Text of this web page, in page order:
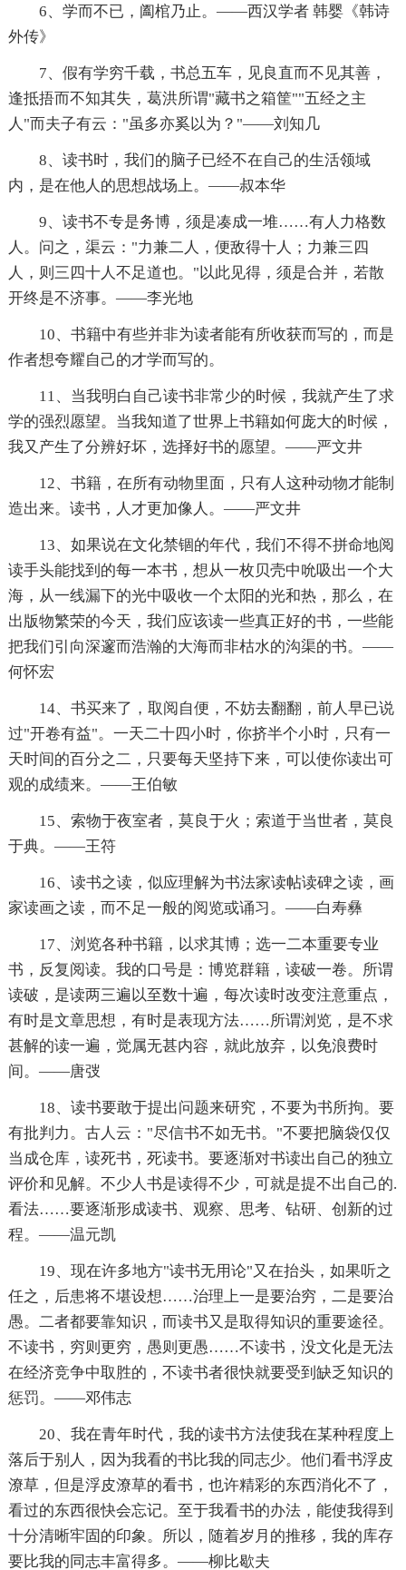
6、学而不已，阖棺乃止。——西汉学者 韩婴《韩诗
外传》
7、假有学穷千载，书总五车，见良直而不见其善，
逢抵捂而不知其失，葛洪所谓"藏书之箱筐""五经之主
人"而夫子有云："虽多亦奚以为？"——刘知几
8、读书时，我们的脑子已经不在自己的生活领域
内，是在他人的思想战场上。——叔本华
9、读书不专是务博，须是凑成一堆……有人力格数
人。问之，渠云："力兼二人，便敌得十人；力兼三四
人，则三四十人不足道也。"以此见得，须是合并，若散
开终是不济事。——李光地
10、书籍中有些并非为读者能有所收获而写的，而是
作者想夸耀自己的才学而写的。
11、当我明白自己读书非常少的时候，我就产生了求
学的强烈愿望。当我知道了世界上书籍如何庞大的时候，
我又产生了分辨好坏，选择好书的愿望。——严文井
12、书籍，在所有动物里面，只有人这种动物才能制
造出来。读书，人才更加像人。——严文井
13、如果说在文化禁锢的年代，我们不得不拼命地阅
读手头能找到的每一本书，想从一枚贝壳中吮吸出一个大
海，从一线漏下的光中吸收一个太阳的光和热，那么，在
出版物繁荣的今天，我们应该读一些真正好的书，一些能
把我们引向深邃而浩瀚的大海而非枯水的沟渠的书。——
何怀宏
14、书买来了，取阅自便，不妨去翻翻，前人早已说
过"开卷有益"。一天二十四小时，你挤半个小时，只有一
天时间的百分之二，只要每天坚持下来，可以使你读出可
观的成绩来。——王伯敏
15、索物于夜室者，莫良于火；索道于当世者，莫良
于典。——王符
16、读书之读，似应理解为书法家读帖读碑之读，画
家读画之读，而不足一般的阅览或诵习。——白寿彝
17、浏览各种书籍，以求其博；选一二本重要专业
书，反复阅读。我的口号是：博览群籍，读破一卷。所谓
读破，是读两三遍以至数十遍，每次读时改变注意重点，
有时是文章思想，有时是表现方法……所谓浏览，是不求
甚解的读一遍，觉属无甚内容，就此放弃，以免浪费时
间。——唐弢
18、读书要敢于提出问题来研究，不要为书所拘。要
有批判力。古人云："尽信书不如无书。"不要把脑袋仅仅
当成仓库，读死书，死读书。要逐渐对书读出自己的独立
评价和见解。不少人书是读得不少，可就是提不出自己的.
看法……要逐渐形成读书、观察、思考、钻研、创新的过
程。——温元凯
19、现在许多地方"读书无用论"又在抬头，如果听之
任之，后患将不堪设想……治理上一是要治穷，二是要治
愚。二者都要靠知识，而读书又是取得知识的重要途径。
不读书，穷则更穷，愚则更愚……不读书，没文化是无法
在经济竞争中取胜的，不读书者很快就要受到缺乏知识的
惩罚。——邓伟志
20、我在青年时代，我的读书方法使我在某种程度上
落后于别人，因为我看的书比我的同志少。他们看书浮皮
潦草，但是浮皮潦草的看书，也许精彩的东西消化不了，
看过的东西很快会忘记。至于我看书的办法，能使我得到
十分清晰牢固的印象。所以，随着岁月的推移，我的库存
要比我的同志丰富得多。——柳比歇夫